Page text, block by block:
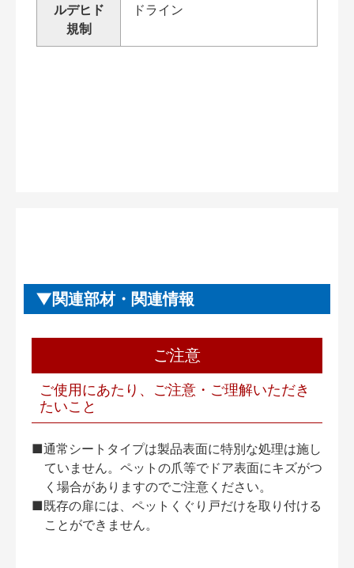
ルデヒド
規制
ドライン
関連部材・関連情報
ご注意
ご使用にあたり、ご注意・ご理解いただき
たいこと
■通常シートタイプは製品表面に特別な処理は施し
ていません。ペットの爪等でドア表面にキズがつ
く場合がありますのでご注意ください。
■既存の扉には、ペットくぐり戸だけを取り付ける
ことができません。